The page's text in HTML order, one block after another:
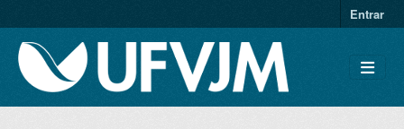
Entrar